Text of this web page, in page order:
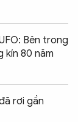
Bên trong
kín 80 năm
rơi gần